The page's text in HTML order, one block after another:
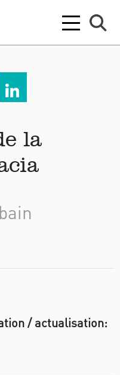
la
/ actualisation: